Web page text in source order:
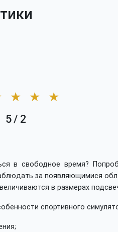
★ ★ ★
5/ 2
в свободное время?
за появляющимися
в размерах
спортивного